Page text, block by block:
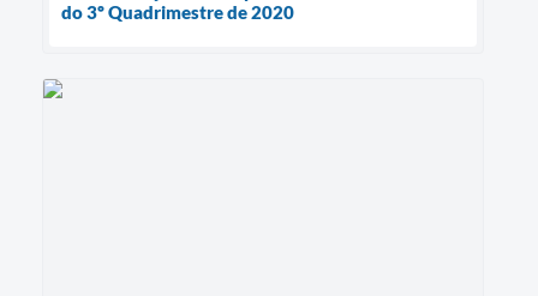
do 3º Quadrimestre de 2020